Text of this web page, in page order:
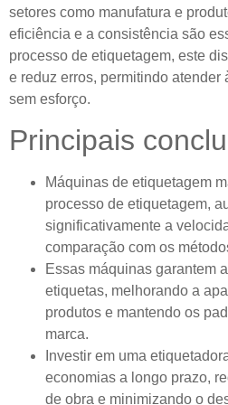
setores como manufatura e
eficiência e a consistência são
processo de etiquetagem, este
e reduz erros, permitindo atender
sem esforço.
Principais
Máquinas de etiquetagem
processo de etiquetagem,
significativamente a
comparação com os
Essas máquinas garantem
etiquetas, melhorando a
produtos e mantendo os
marca.
Investir em uma
economias a longo prazo,
de obra e minimizando o